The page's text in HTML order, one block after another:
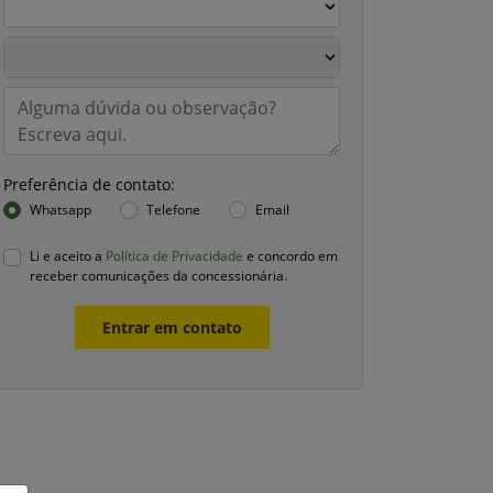
Preferência de contato:
Whatsapp Telefone Email
Li e aceito a Política de Privacidade e concordo em
receber comunicações da concessionária.
Entrar em contato